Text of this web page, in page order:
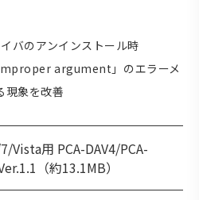
バのアンインストール時
argument」のエラーメ
現象を改善
用 PCA-DAV4/PCA-
（約13.1MB）